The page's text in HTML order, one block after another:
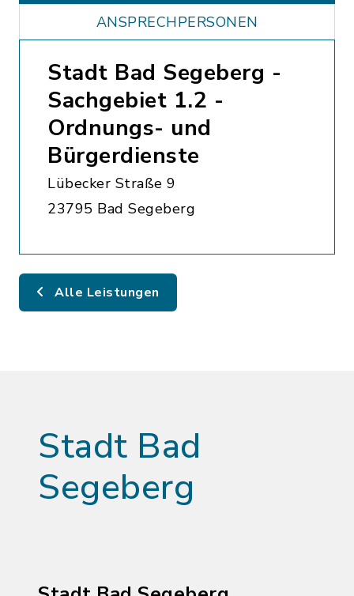
ANSPRECHPERSONEN
Stadt Bad Segeberg -
Sachgebiet 1.2 -
Ordnungs- und
Bürgerdienste
Lübecker Straße 9
23795 Bad Segeberg
Alle Leistungen
Stadt Bad
Segeberg